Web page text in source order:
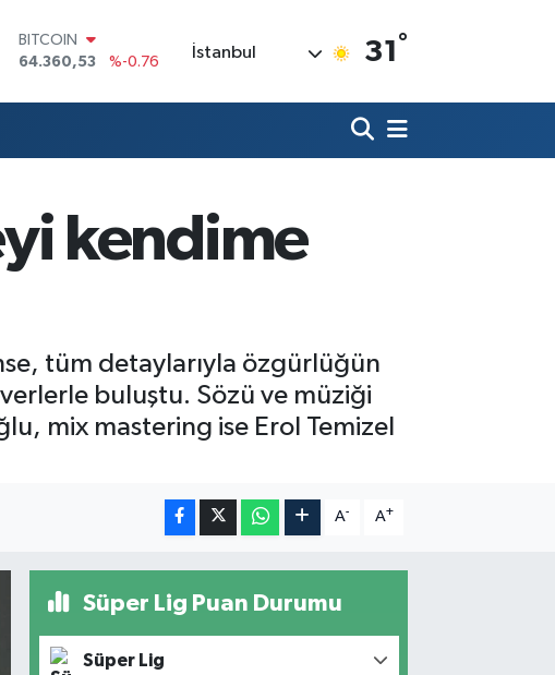
DOLAR
47,7069
%0.17
55,0265
%0.01
BİST100
13.887
%64
BITCOIN
İstanbul 31 °
kendime
tüm detaylarıyla özgürlüğün
buluştu. Sözü ve müziği
mix mastering ise Erol Temizel
A- A+
Süper Lig Puan Durumu
Süper Lig